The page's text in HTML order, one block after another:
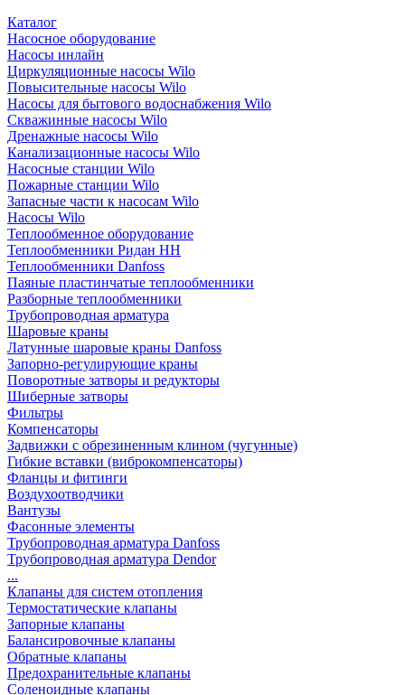
Каталог
Насосное оборудование
Насосы инлайн
Циркуляционные насосы Wilo
Повысительные насосы Wilo
Насосы для бытового водоснабжения Wilo
Скважинные насосы Wilo
Дренажные насосы Wilo
Канализационные насосы Wilo
Насосные станции Wilo
Пожарные станции Wilo
Запасные части к насосам Wilo
Насосы Wilo
Теплообменное оборудование
Теплообменники Ридан НН
Теплообменники Danfoss
Паяные пластинчатые теплообменники
Разборные теплообменники
Трубопроводная арматура
Шаровые краны
Латунные шаровые краны Danfoss
Запорно-регулирующие краны
Поворотные затворы и редукторы
Шиберные затворы
Фильтры
Компенсаторы
Задвижки с обрезиненным клином (чугунные)
Гибкие вставки (виброкомпенсаторы)
Фланцы и фитинги
Воздухоотводчики
Вантузы
Фасонные элементы
Трубопроводная арматура Danfoss
Трубопроводная арматура Dendor
...
Клапаны для систем отопления
Термостатические клапаны
Запорные клапаны
Балансировочные клапаны
Обратные клапаны
Предохранительные клапаны
Соленоидные клапаны